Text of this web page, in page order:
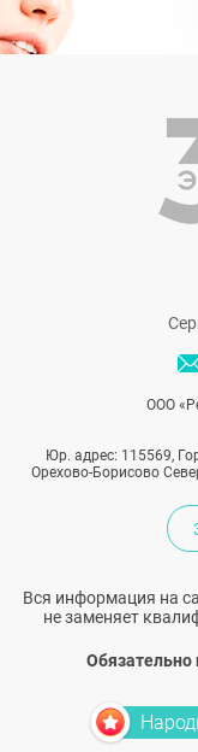
ООО
Юр. адрес: 115569,
Орехово-Борисово
Вся информация на
не заменяет
Обязательно